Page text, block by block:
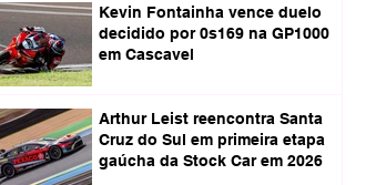
Kevin Fontainha vence duelo
decidido por 0s169 na GP1000
em Cascavel
Arthur Leist reencontra Santa
Cruz do Sul em primeira etapa
gaúcha da Stock Car em 2026